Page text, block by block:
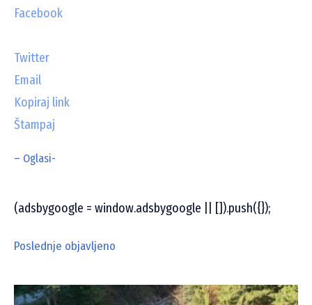
Facebook
Twitter
Email
Kopiraj link
Štampaj
– Oglasi-
(adsbygoogle = window.adsbygoogle || []).push({});
Poslednje objavljeno